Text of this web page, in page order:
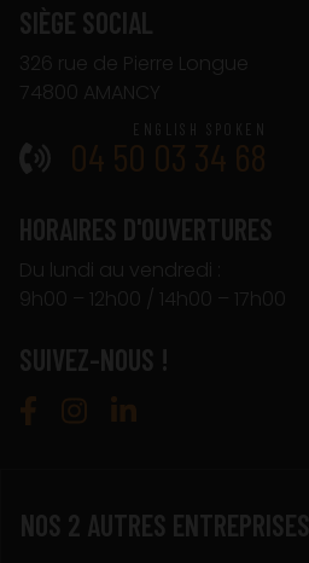
SIÈGE SOCIAL
326 rue de Pierre Longue
74800 AMANCY
HORAIRES D'OUVERTURES
Du lundi au vendredi :
9h00 – 12h00 / 14h00 – 17h00
SUIVEZ-NOUS !
NOS 2 AUTRES ENTREPRISES